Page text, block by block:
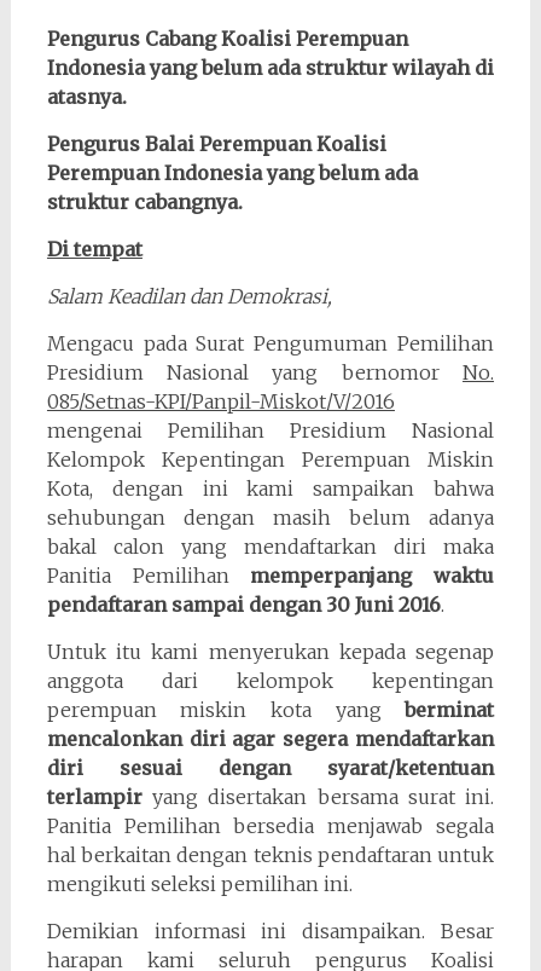
Pengurus Cabang Koalisi Perempuan
Indonesia yang belum ada struktur wilayah di
atasnya.
Pengurus Balai Perempuan Koalisi
Perempuan Indonesia yang belum ada
struktur cabangnya.
Di tempat
Salam Keadilan dan Demokrasi,
Mengacu pada Surat Pengumuman Pemilihan
Presidium Nasional yang bernomorNo.
085/Setnas-KPI/Panpil-Miskot/V/2016
mengenai Pemilihan Presidium Nasional
Kelompok Kepentingan Perempuan Miskin
Kota, dengan ini kami sampaikan bahwa
sehubungan dengan masih belum adanya
bakal calon yang mendaftarkan diri maka
Panitia Pemilihan memperpanjang waktu
pendaftaran sampai dengan 30 Juni 2016.
Untuk itu kami menyerukan kepada segenap
anggota dari kelompok kepentingan
perempuan miskin kota yangberminat
mencalonkan diri agar segera mendaftarkan
diri sesuai dengan syarat/ketentuan
terlampiryang disertakan bersama surat ini.
Panitia Pemilihan bersedia menjawab segala
hal berkaitan dengan teknis pendaftaran untuk
mengikuti seleksi pemilihan ini.
Demikian informasi ini disampaikan. Besar
harapan kami seluruh pengurus Koalisi